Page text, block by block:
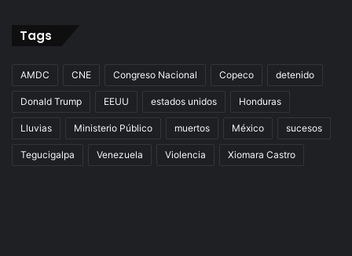
Tags
AMDC CNE Congreso Nacional Copeco detenido
Donald Trump EEUU estados unidos Honduras
Lluvias Ministerio Público muertos México sucesos
Tegucigalpa Venezuela Violencia Xiomara Castro